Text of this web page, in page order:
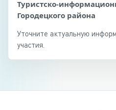
Туристско-
Городецкого района
Уточните актуальную
участия.